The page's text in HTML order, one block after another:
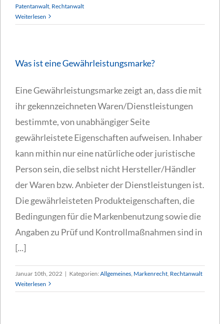
Patentanwalt Rechtanwalt
Weiterlesen
Was ist eine Gewährleistungsmarke?
Eine Gewährleistungsmarke zeigt an, dass die mit
ihr gekennzeichneten Waren/Dienstleistungen
bestimmte, von unabhängiger Seite
gewährleistete Eigenschaften aufweisen. Inhaber
kann mithin nur eine natürliche oder juristische
Person sein, die selbst nicht Hersteller/Händler
der Waren bzw. Anbieter der Dienstleistungen ist.
Die gewährleisteten Produkteigenschaften, die
Bedingungen für die Markenbenutzung sowie die
Angaben zu Prüf und Kontrollmaßnahmen sind in
[...]
Januar 10th, 2022 | Kategorien: Allgemeines Markenrecht Rechtanwalt
Weiterlesen